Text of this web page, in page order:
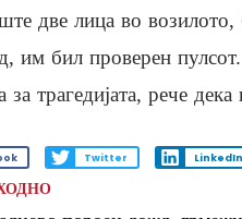
две лица во
им бил проверен
за трагедијата, рече
Twitter LinkedIn